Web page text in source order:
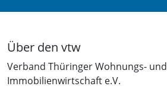
Über den vtw
Verband Thüringer Wohnungs- und
Immobilienwirtschaft e.V.